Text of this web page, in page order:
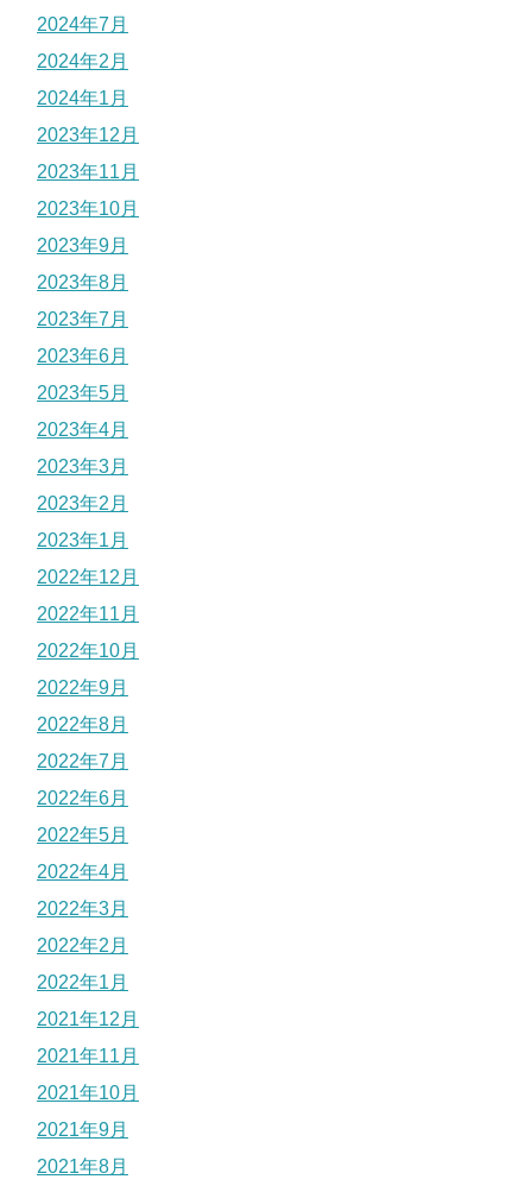
2024年7月
2024年2月
2024年1月
2023年12月
2023年11月
2023年10月
2023年9月
2023年8月
2023年7月
2023年6月
2023年5月
2023年4月
2023年3月
2023年2月
2023年1月
2022年12月
2022年11月
2022年10月
2022年9月
2022年8月
2022年7月
2022年6月
2022年5月
2022年4月
2022年3月
2022年2月
2022年1月
2021年12月
2021年11月
2021年10月
2021年9月
2021年8月